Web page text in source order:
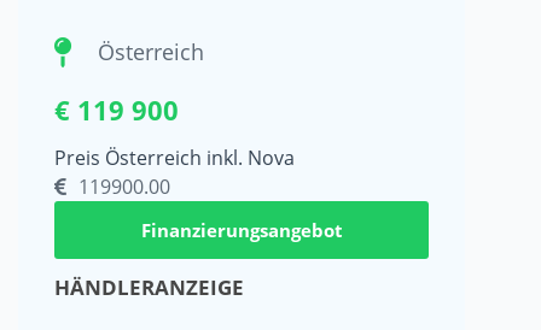
Österreich
€ 119 900
Preis Österreich inkl. Nova
119900.00
Finanzierungsangebot
HÄNDLERANZEIGE